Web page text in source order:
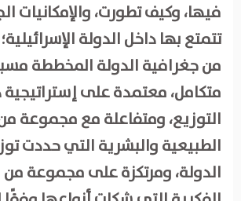
فيها، وكيف تطورت، والإمكانيات
تتمتع بها داخل الدولة
من جغرافية الدولة المخططة
متكامل، معتمدة على
التوزيع، ومتفاعلة مع مجموعة
الطبيعية والبشرية التي حددت
الدولة، ومرتكزة على مجموعة من